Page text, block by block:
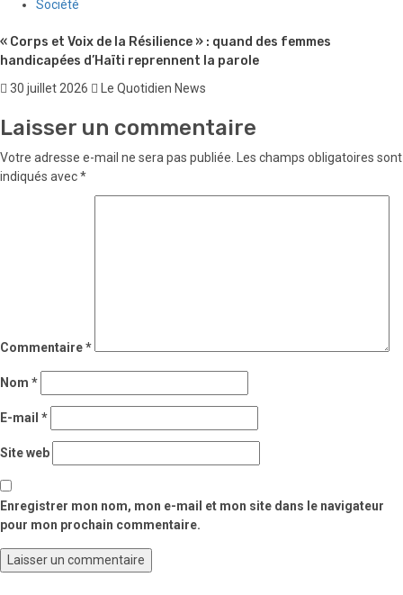
Société
« Corps et Voix de la Résilience » : quand des femmes
handicapées d’Haïti reprennent la parole
30 juillet 2026 Le Quotidien News
Laisser un commentaire
Votre adresse e-mail ne sera pas publiée.
Les champs obligatoires sont
indiqués avec*
Commentaire*
Nom *
E-mail *
Site web
Enregistrer mon nom, mon e-mail et mon site dans le navigateur
pour mon prochain commentaire.